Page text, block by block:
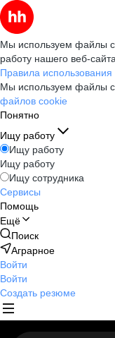
Мы используем файлы
работу нашего веб-
Правила
Мы используем файлы
файлов cookie
Понятно
Ищу работу
Ищу работу
Ищу работу
Ищу сотрудника
Сервисы
Помощь
Ещё
Поиск
Аграрное
Войти
Войти
Создать резюме